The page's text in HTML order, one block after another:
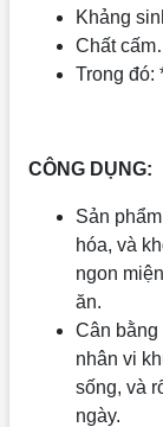
Khảng
Chất
Trong đó:
CÔNG DỤNG:
Sản
hóa, và
ngon
ăn.
Cân bằng
nhân vi
sống, và
ngày.